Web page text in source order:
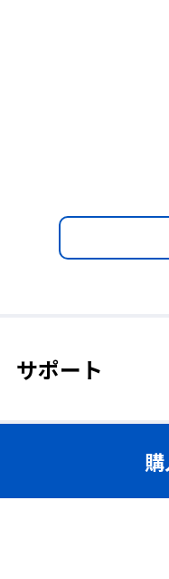
サポート